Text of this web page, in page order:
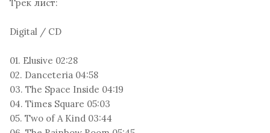
Трек лист:
Digital / CD
01. Elusive 02:28
02. Danceteria 04:58
03. The Space Inside 04:19
04. Times Square 05:03
05. Two of A Kind 03:44